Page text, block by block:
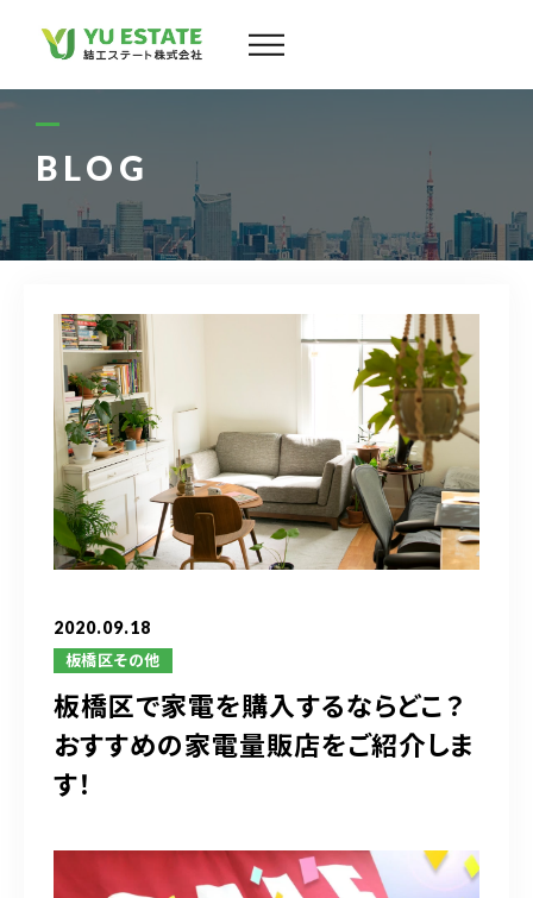
BLOG
2020.09.18
板橋区その他
板橋区で家電を購入するならどこ？
おすすめの家電量販店をご紹介しま
す！
物件情報
お客様の声
よくある質問
ブログ
03-6909-2648
営業時間 10：00～19：00（定休日 水曜日）
お問い合わせはこちら